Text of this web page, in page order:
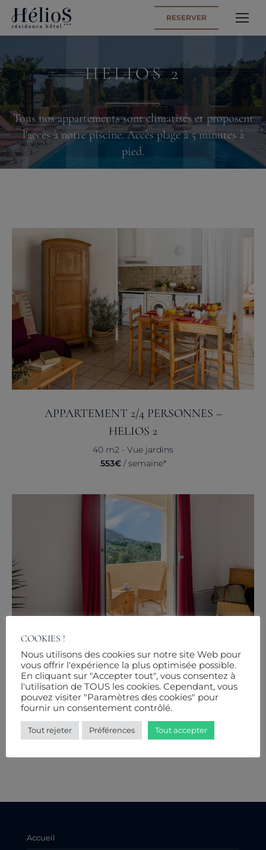
RESERVER
HELIOS 2
Tous nos appartements sont climatisés et proposent
l'accès à notre piscine. Accès plage à 5 minutes à
pied.
APPARTEMENT 2/4 PERSONNES –
HELIOS 2
40 m2 - Vue jardins
553€/ semaine*
APPARTEMENT 4/6 PERSONNES –
HELIOS 2
651€/ semaine*
Accueil
COOKIES !
Nous utilisons des cookies sur notre site Web pour
vous offrir l'expérience la plus optimisée possible.
En cliquant sur "Accepter tout", vous consentez à
l'utilisation de TOUS les cookies. Cependant, vous
pouvez visiter "Paramètres des cookies" pour
fournir un consentement contrôlé.
Tout rejeter Préférences Tout accepter